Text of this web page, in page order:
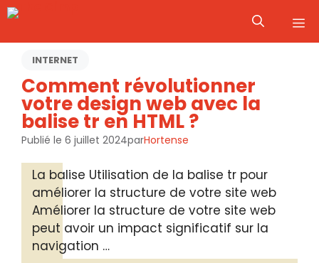
Aller
contenu
INTERNET
Comment révolutionner
votre design web avec la
balise tr en HTML ?
Publié le 6 juillet 2024parHortense
La balise Utilisation de la balise tr pour
améliorer la structure de votre site web
Améliorer la structure de votre site web
peut avoir un impact significatif sur la
navigation …